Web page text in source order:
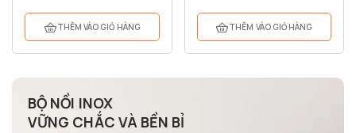
THÊM VÀO GIỎ HÀNG THÊM VÀO GIỎ HÀNG
BỘ NỒI INOX
VỮNG CHẮC VÀ BỀN BỈ